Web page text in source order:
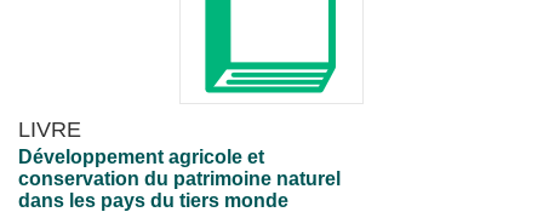
LIVRE
Développement agricole et
conservation du patrimoine naturel
dans les pays du tiers monde